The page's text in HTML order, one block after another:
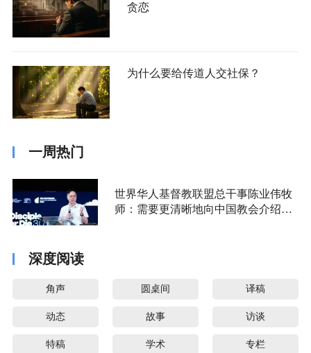
贪恋
为什么要给传道人交社保？
一周热门
世界华人基督教联盟总干事陈业伟牧
师：需要更清晰地向中国教会介绍福
深度阅读
角声 圆桌间 译稿
动态 故事 访谈
特稿 学术 专栏